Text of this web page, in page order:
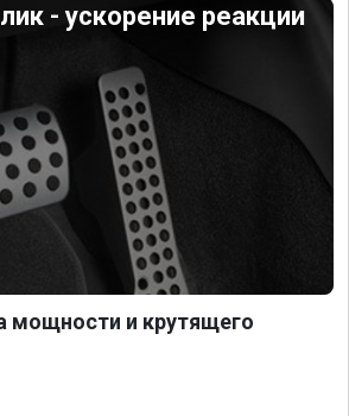
- ускорение реакции
мощности и крутящего